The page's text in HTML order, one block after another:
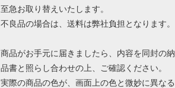
至急お取り替えいたします。
不良品の場合は、送料は弊社負担となります。
商品がお手元に届きましたら、内容を同封の納
品書と照らし合わせの上、ご確認ください。
実際の商品の色が、画面上の色と微妙に異なる